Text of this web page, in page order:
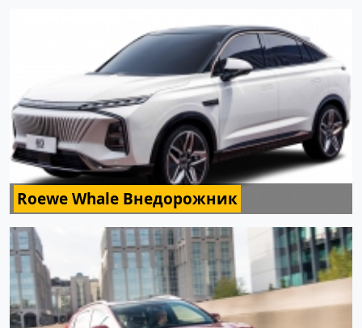
Roewe Whale Внедорожник